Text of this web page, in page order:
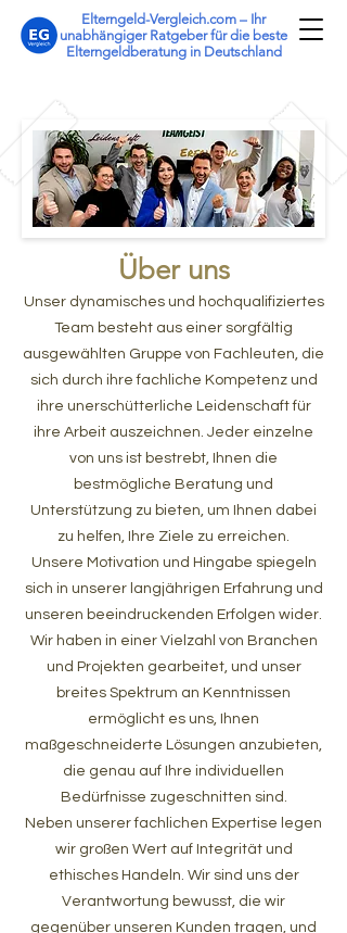
Elterngeld-Vergleich.com – Ihr
unabhängiger Ratgeber für die beste
Elterngeldberatung in Deutschland
Über uns
Unser dynamisches und hochqualifiziertes
Team besteht aus einer sorgfältig
ausgewählten Gruppe von Fachleuten, die
sich durch ihre fachliche Kompetenz und
ihre unerschütterliche Leidenschaft für
ihre Arbeit auszeichnen. Jeder einzelne
von uns ist bestrebt, Ihnen die
bestmögliche Beratung und
Unterstützung zu bieten, um Ihnen dabei
zu helfen, Ihre Ziele zu erreichen.
Unsere Motivation und Hingabe spiegeln
sich in unserer langjährigen Erfahrung und
unseren beeindruckenden Erfolgen wider.
Wir haben in einer Vielzahl von Branchen
und Projekten gearbeitet, und unser
breites Spektrum an Kenntnissen
ermöglicht es uns, Ihnen
maßgeschneiderte Lösungen anzubieten,
die genau auf Ihre individuellen
Bedürfnisse zugeschnitten sind.
Neben unserer fachlichen Expertise legen
wir großen Wert auf Integrität und
ethisches Handeln. Wir sind uns der
Verantwortung bewusst, die wir
gegenüber unseren Kunden tragen, und